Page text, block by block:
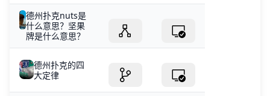
德州扑克nuts是
什么意思？坚果
牌是什么意思？
德州扑克的四
大定律